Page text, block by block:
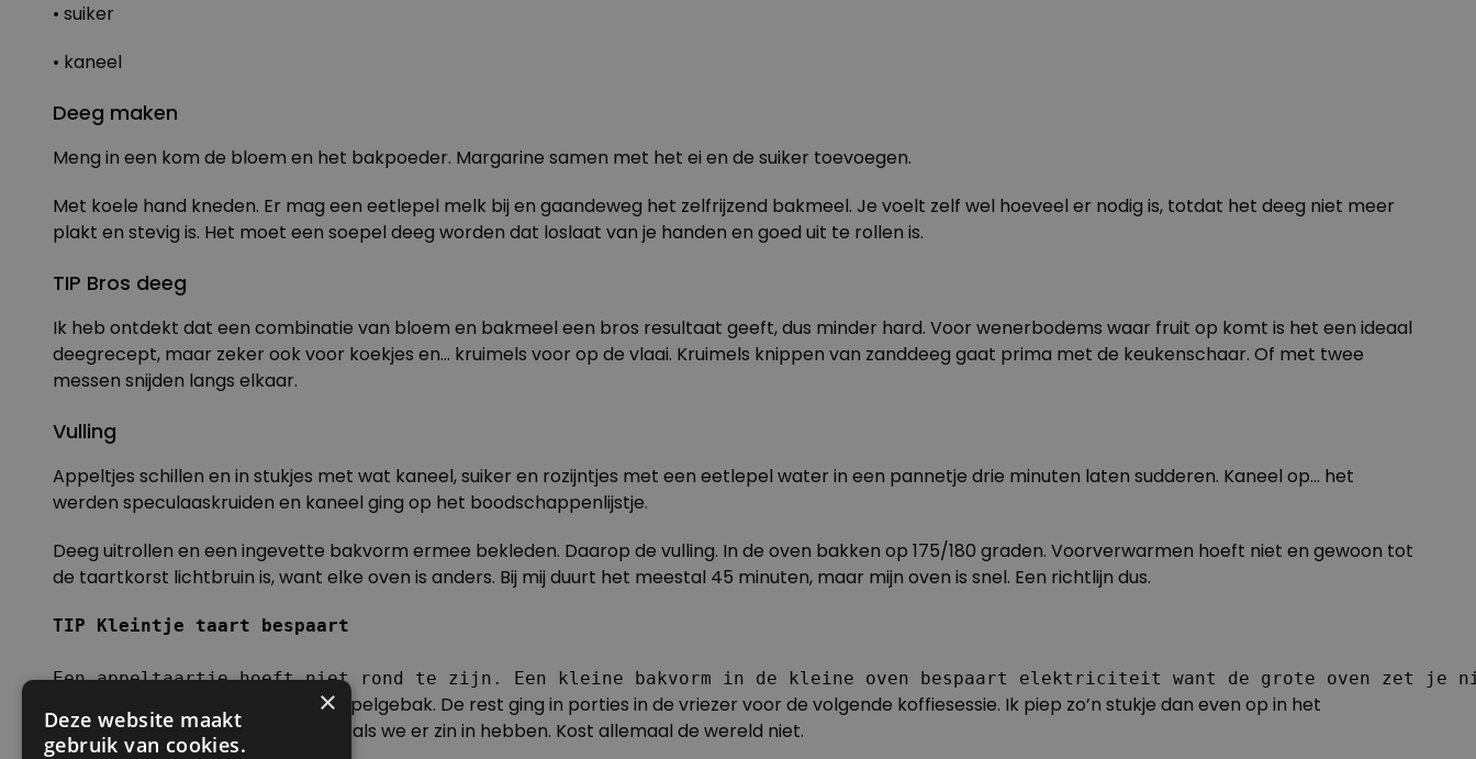
• suiker
• kaneel
Deeg maken
Meng in een kom de bloem en het bakpoeder. Margarine samen met het ei en de suiker toevoegen.
Met koele hand kneden. Er mag een eetlepel melk bij en gaandeweg het zelfrijzend bakmeel. Je voelt zelf wel hoeveel er nodig is, totdat het deeg niet meer
plakt en stevig is. Het moet een soepel deeg worden dat loslaat van je handen en goed uit te rollen is.
TIP Bros deeg
Ik heb ontdekt dat een combinatie van bloem en bakmeel een bros resultaat geeft, dus minder hard. Voor wenerbodems waar fruit op komt is het een ideaal
deegrecept, maar zeker ook voor koekjes en… kruimels voor op de vlaai. Kruimels knippen van zanddeeg gaat prima met de keukenschaar. Of met twee
messen snijden langs elkaar.
Vulling
Appeltjes schillen en in stukjes met wat kaneel, suiker en rozijntjes met een eetlepel water in een pannetje drie minuten laten sudderen. Kaneel op… het
werden speculaaskruiden en kaneel ging op het boodschappenlijstje.
Deeg uitrollen en een ingevette bakvorm ermee bekleden. Daarop de vulling. In de oven bakken op 175/180 graden. Voorverwarmen hoeft niet en gewoon tot
de taartkorst lichtbruin is, want elke oven is anders. Bij mij duurt het meestal 45 minuten, maar mijn oven is snel. Een richtlijn dus.
TIP Kleintje taart bespaart
Een appeltaartje hoeft niet rond te zijn. Een kleine bakvorm in de kleine oven bespaart elektriciteit want de grote oven zet je
We hebben gesmuld van warm appelgebak. De rest ging in porties in de vriezer voor de volgende koffiesessie. Ik piep zo’n stukje dan even op in het
minioventje en er kan slagroom bij als we er zin in hebben. Kost allemaal de wereld niet.
×
Deze website maakt
gebruik van cookies.